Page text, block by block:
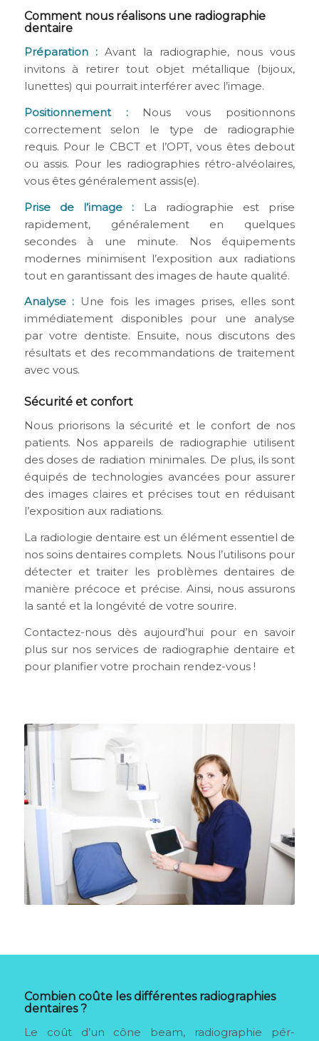
Comment nous réalisons une radiographie
dentaire
Préparation :Avant la radiographie, nous vous
invitons à retirer tout objet métallique (bijoux,
lunettes) qui pourrait interférer avec l’image.
Positionnement :Nous vous positionnons
correctement selon le type de radiographie
requis. Pour le CBCT et l’OPT, vous êtes debout
ou assis. Pour les radiographies rétro-alvéolaires,
vous êtes généralement assis(e).
Prise de l’image : La radiographie est prise
rapidement, généralement en quelques
secondes à une minute. Nos équipements
modernes minimisent l’exposition aux radiations
tout en garantissant des images de haute qualité.
Analyse : Une fois les images prises, elles sont
immédiatement disponibles pour une analyse
par votre dentiste. Ensuite, nous discutons des
résultats et des recommandations de traitement
avec vous.
Sécurité et confort
Nous priorisons la sécurité et le confort de nos
patients. Nos appareils de radiographie utilisent
des doses de radiation minimales. De plus, ils sont
équipés de technologies avancées pour assurer
des images claires et précises tout en réduisant
l’exposition aux radiations.
La radiologie dentaire est un élément essentiel de
nos soins dentaires complets. Nous l’utilisons pour
détecter et traiter les problèmes dentaires de
manière précoce et précise. Ainsi, nous assurons
la santé et la longévité de votre sourire.
Contactez-nous dès aujourd’hui pour en savoir
plus sur nos services de radiographie dentaire et
pour planifier votre prochain rendez-vous !
Combien coûte les différentes radiographies
dentaires?
Le coût d’un cône beam, radiographie pér-